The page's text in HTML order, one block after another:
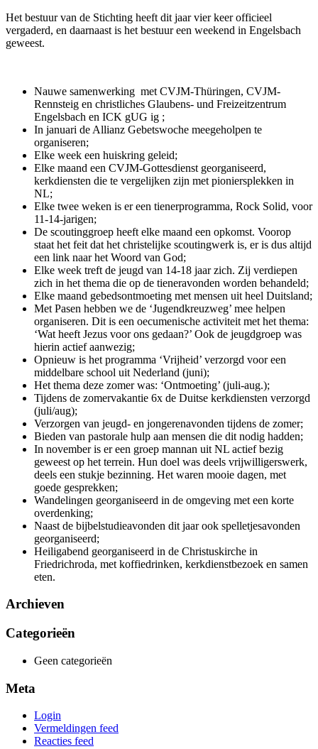
Het bestuur van de Stichting heeft dit jaar vier keer officieel
vergaderd, en daarnaast is het bestuur een weekend in Engelsbach
geweest.
Nauwe samenwerking met CVJM-Thüringen, CVJM-
Rennsteig en christliches Glaubens- und Freizeitzentrum
Engelsbach en ICK gUG ig ;
In januari de Allianz Gebetswoche meegeholpen te
organiseren;
Elke week een huiskring geleid;
Elke maand een CVJM-Gottesdienst georganiseerd,
kerkdiensten die te vergelijken zijn met pioniersplekken in
NL;
Elke twee weken is er een tienerprogramma, Rock Solid, voor
11-14-jarigen;
De scoutinggroep heeft elke maand een opkomst. Voorop
staat het feit dat het christelijke scoutingwerk is, er is dus altijd
een link naar het Woord van God;
Elke week treft de jeugd van 14-18 jaar zich. Zij verdiepen
zich in het thema die op de tieneravonden worden behandeld;
Elke maand gebedsontmoeting met mensen uit heel Duitsland;
Met Pasen hebben we de ‘Jugendkreuzweg’ mee helpen
organiseren. Dit is een oecumenische activiteit met het thema:
‘Wat heeft Jezus voor ons gedaan?’ Ook de jeugdgroep was
hierin actief aanwezig;
Opnieuw is het programma ‘Vrijheid’ verzorgd voor een
middelbare school uit Nederland (juni);
Het thema deze zomer was: ‘Ontmoeting’ (juli-aug.);
Tijdens de zomervakantie 6x de Duitse kerkdiensten verzorgd
(juli/aug);
Verzorgen van jeugd- en jongerenavonden tijdens de zomer;
Bieden van pastorale hulp aan mensen die dit nodig hadden;
In november is er een groep mannan uit NL actief bezig
geweest op het terrein. Hun doel was deels vrijwilligerswerk,
deels een stukje bezinning. Het waren mooie dagen, met
goede gesprekken;
Wandelingen georganiseerd in de omgeving met een korte
overdenking;
Naast de bijbelstudieavonden dit jaar ook spelletjesavonden
georganiseerd;
Heiligabend georganiseerd in de Christuskirche in
Friedrichroda, met koffiedrinken, kerkdienstbezoek en samen
eten.
Archieven
Categorieën
Geen categorieën
Meta
Login
Vermeldingen feed
Reacties feed